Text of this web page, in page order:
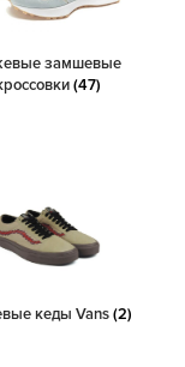
замшевые
(47)
кеды Vans(2)